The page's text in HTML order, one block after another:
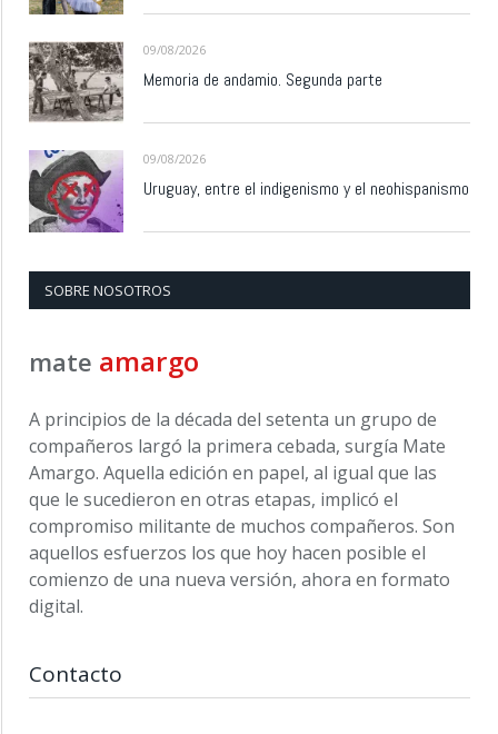
09/08/2026
Memoria de andamio. Segunda parte
09/08/2026
Uruguay, entre el indigenismo y el neohispanismo
SOBRE NOSOTROS
mate amargo
A principios de la década del setenta un grupo de
compañeros largó la primera cebada, surgía Mate
Amargo. Aquella edición en papel, al igual que las
que le sucedieron en otras etapas, implicó el
compromiso militante de muchos compañeros. Son
aquellos esfuerzos los que hoy hacen posible el
comienzo de una nueva versión, ahora en formato
digital.
Contacto